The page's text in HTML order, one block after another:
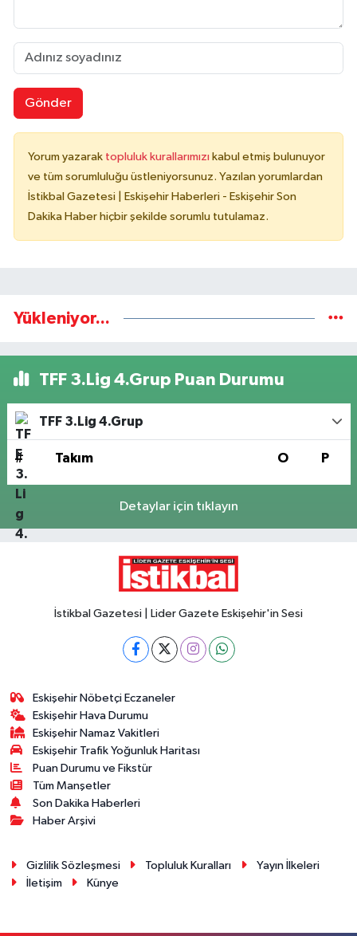
Gönder
Yorum yazarak topluluk kurallarımızı kabul etmiş bulunuyor
ve tüm sorumluluğu üstleniyorsunuz. Yazılan yorumlardan
İstikbal Gazetesi | Eskişehir Haberleri - Eskişehir Son
Dakika Haber hiçbir şekilde sorumlu tutulamaz.
Yükleniyor...
TFF 3.Lig 4.Grup Puan Durumu
TFF 3.Lig 4.Grup
# Takım O P
Detaylar için tıklayın
İstikbal Gazetesi | Lider Gazete Eskişehir'in Sesi
Eskişehir Nöbetçi Eczaneler
Eskişehir Hava Durumu
Eskişehir Namaz Vakitleri
Eskişehir Trafik Yoğunluk Haritası
Puan Durumu ve Fikstür
Tüm Manşetler
Son Dakika Haberleri
Haber Arşivi
Gizlilik Sözleşmesi Topluluk Kuralları
Yayın İlkeleri
İletişim
Künye